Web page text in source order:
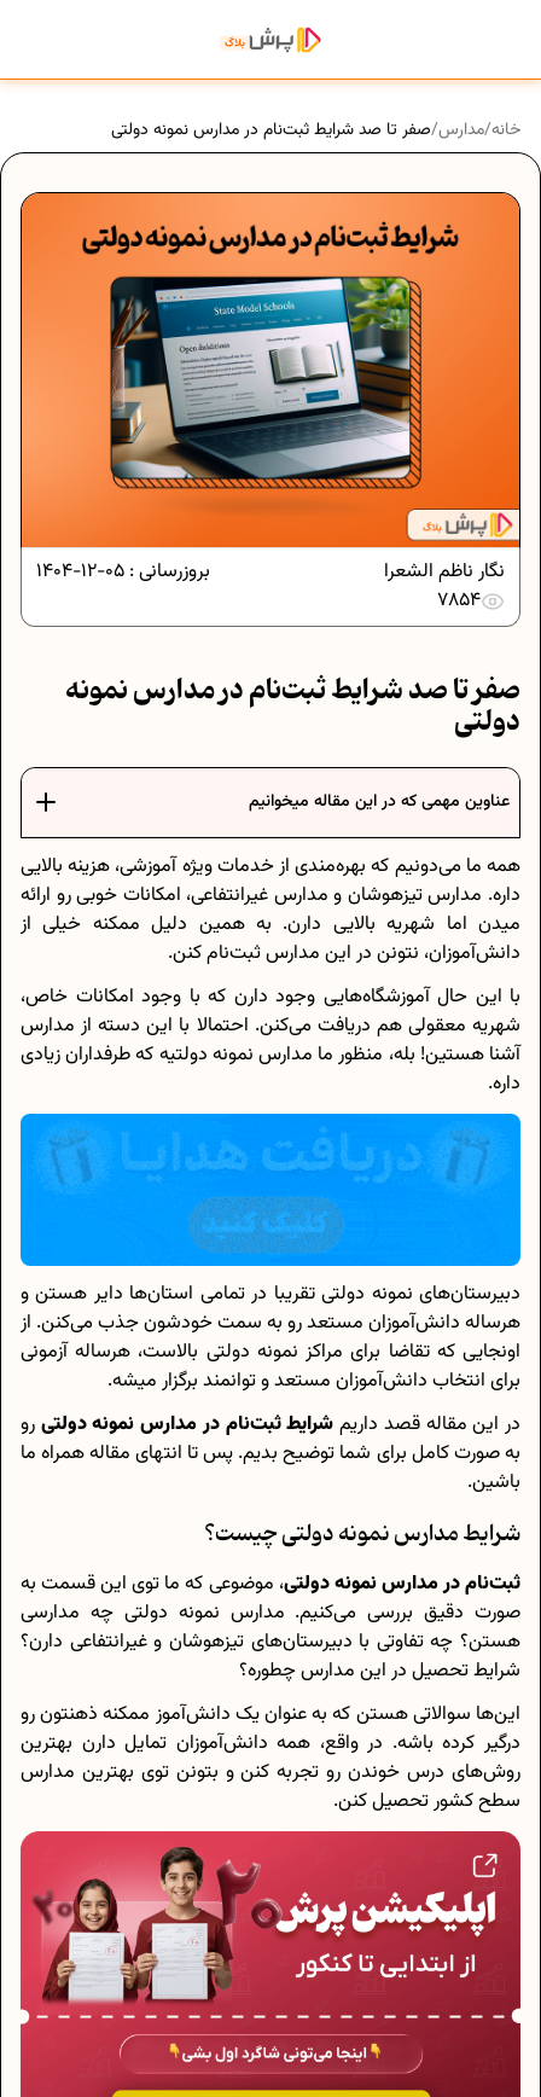
خانه/مدارس/صفر تا صد شرایط ثبت‌نام در مدارس نمونه دولتی
بروزرسانی : 05-12-1404
نگار ناظم الشعرا
7854
صفر تا صد شرایط ثبت‌نام در مدارس نمونه
دولتی
عناوین مهمی که در این مقاله میخوانیم
همه ما می‌دونیم که بهره‌مندی از خدمات ویژه آموزشی، هزینه بالایی
داره. مدارس تیزهوشان و مدارس غیر‌انتفاعی، امکانات خوبی رو ارائه
میدن اما شهریه بالایی دارن. به همین دلیل ممکنه خیلی از
دانش‌آموزان، نتونن در این مدارس ثبت‌نام کنن.
با این حال آموزشگاه‌هایی وجود دارن که با وجود امکانات خاص،
شهریه معقولی هم دریافت می‌کنن. احتمالا با این دسته از مدارس
آشنا هستین! بله، منظور ما مدارس نمونه دولتیه که طرفداران زیادی
داره.
دبیرستان‌های نمونه دولتی تقریبا در تمامی استان‌ها دایر هستن و
هرساله دانش‌آموزان مستعد رو به سمت خودشون جذب می‌کنن. از
اونجایی که تقاضا برای مراکز نمونه دولتی بالاست، هرساله آزمونی
برای انتخاب دانش‌آموزان مستعد و توانمند برگزار میشه.
در این مقاله قصد داریم شرایط ثبت‌نام در مدارس نمونه‌ دولتی رو
به صورت کامل برای شما توضیح بدیم. پس تا انتهای مقاله همراه ما
باشین.
شرایط مدارس نمونه دولتی چیست؟
ثبت‌نام در مدارس نمونه دولتی، موضوعی که ما توی این قسمت به
صورت دقیق بررسی می‌کنیم. مدارس نمونه دولتی چه مدارسی
هستن؟ چه تفاوتی با دبیرستان‌های تیزهوشان و غیرانتفاعی دارن؟
شرایط تحصیل در این مدارس چطوره؟
این‌ها سوالاتی هستن که به عنوان یک دانش‌آموز ممکنه ذهنتون رو
درگیر کرده باشه. در واقع، همه دانش‌آموزان تمایل دارن بهترین
روش‌های درس خوندن رو تجربه کنن و بتونن توی بهترین مدارس
سطح کشور تحصیل کنن.